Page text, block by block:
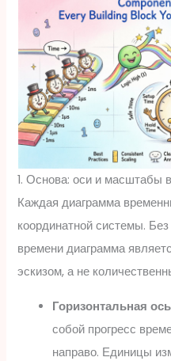
1. Основа: оси и масштабы
Каждая диаграмма
координатной системы.
времени диаграмма
эскизом, а не
Горизонтальная
собой прогресс
направо. Единицы